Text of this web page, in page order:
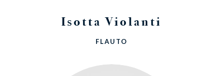
Isotta Violanti
FLAUTO